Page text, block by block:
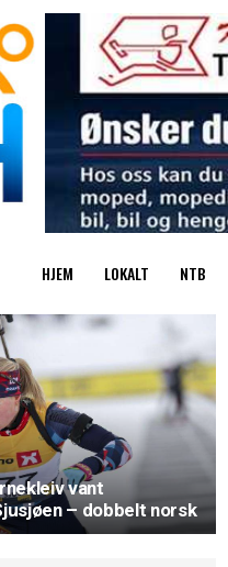
HJEM LOKALT NTB
vant
– dobbelt norsk